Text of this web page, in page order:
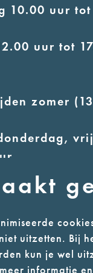
uitzetten. Bij
kun je wel
informatie
10.00 uur tot
uur tot
zomer
17.00 uur
uur tot
Webwinkel